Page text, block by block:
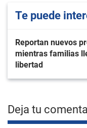
Te puede
Reportan nuevos
mientras familias
libertad
Deja tu